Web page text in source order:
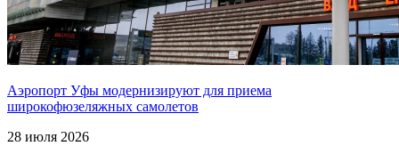
Аэропорт Уфы модернизируют для приема
широкофюзеляжных самолетов
28 июля 2026